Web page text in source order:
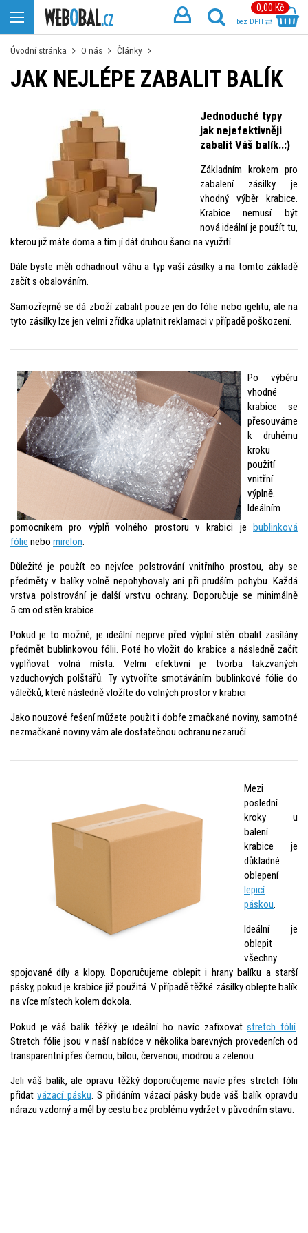
0,00 Kč
bez DPH
Úvodní stránka O nás Články
JAK NEJLÉPE ZABALIT BALÍK
Jednoduché typy
jak nejefektivněji
zabalit Váš balík..:)
Základním krokem pro
zabalení zásilky je
vhodný výběr krabice.
Krabice nemusí být
nová ideální je použít tu,
kterou již máte doma a tím jí dát druhou šanci na využití.
Dále byste měli odhadnout váhu a typ vaší zásilky a na tomto základě
začít s obalováním.
Samozřejmě se dá zboží zabalit pouze jen do fólie nebo igelitu, ale na
tyto zásilky lze jen velmi zřídka uplatnit reklamaci v případě poškození.
Po výběru
vhodné
krabice se
přesouváme
k druhému
kroku
použití
vnitřní
výplně.
Ideálním
pomocníkem pro výplň volného prostoru v krabici je bublinková
fólie nebo mirelon
Důležité je použít co nejvíce polstrování vnitřního prostou, aby se
předměty v balíky volně nepohybovaly ani při prudším pohybu. Každá
vrstva polstrování je další vrstvu ochrany. Doporučuje se minimálně
5 cm od stěn krabice.
Pokud je to možné, je ideální nejprve před výplní stěn obalit zasílány
předmět bublinkovou fólii. Poté ho vložit do krabice a následně začít
vyplňovat volná místa. Velmi efektivní je tvorba takzvaných
vzduchových polštářů. Ty vytvoříte smotáváním bublinkové fólie do
válečků, které následně vložíte do volných prostor v krabici
Jako nouzové řešení můžete použit i dobře zmačkané noviny, samotné
nezmačkané noviny vám ale dostatečnou ochranu nezaručí.
Mezi
poslední
kroky u
balení
krabice je
důkladné
oblepení
lepicí
páskou.
Ideální je
oblepit
všechny
spojované díly a klopy. Doporučujeme oblepit i hrany balíku a starší
pásky, pokud je krabice již použitá. V případě těžké zásilky oblepte balík
na více místech kolem dokola.
Pokud je váš balík těžký je ideální ho navíc zafixovatstretch fólií.
Stretch fólie jsou v naší nabídce v několika barevných provedeních od
transparentní přes černou, bílou, červenou, modrou a zelenou.
Jeli váš balík, ale opravu těžký doporučujeme navíc přes stretch fólii
přidatvázací pásku. S přidáním vázací pásky bude váš balík opravdu
nárazu vzdorný a měl by cestu bez problému vydržet v původním stavu.